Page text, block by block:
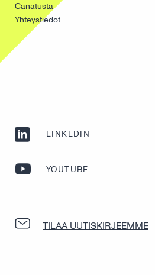
Canatusta
Yhteystiedot
LINKEDIN
YOUTUBE
TILAA UUTISKIRJEEMME